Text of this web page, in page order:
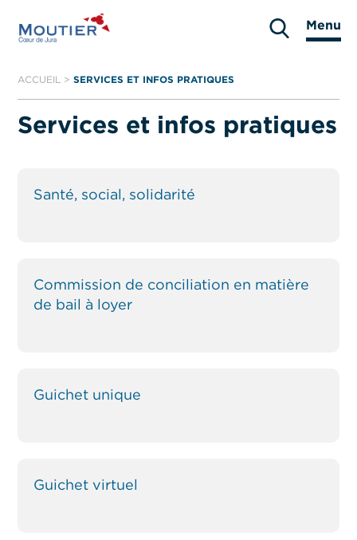
Moutier
Menu
ACCUEIL >SERVICES ET INFOS PRATIQUES
Services et infos pratiques
Santé, social, solidarité
Commission de conciliation en matière
de bail à loyer
Guichet unique
Guichet virtuel